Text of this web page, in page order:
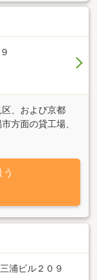
、および京都
方面の貸工場、
して活動してい
ひ、ご一報下さ
店舗、売事務
浦ビル２０９